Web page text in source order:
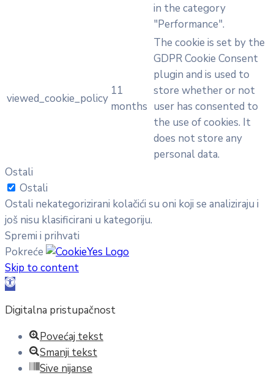
in the category
"Performance".
viewed_cookie_policy
11
months
The cookie is set by the
GDPR Cookie Consent
plugin and is used to
store whether or not
user has consented to
the use of cookies. It
does not store any
personal data.
Ostali
Ostali
Ostali nekategorizirani kolačići su oni koji se analiziraju i
još nisu klasificirani u kategoriju.
Spremi i prihvati
Pokreće
Skip to content
Open toolbar
Digitalna pristupačnost
Povećaj tekst
Smanji tekst
Sive nijanse